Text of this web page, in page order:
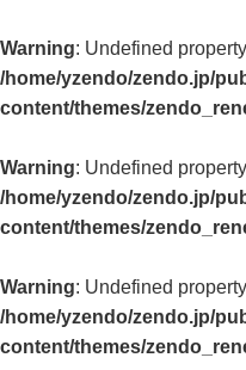
Warning: Undefined
/home/yzendo/zendo.jp/
content/themes/
Warning: Undefined
/home/yzendo/zendo.jp/
content/themes/
Warning: Undefined
/home/yzendo/zendo.jp/
content/themes/